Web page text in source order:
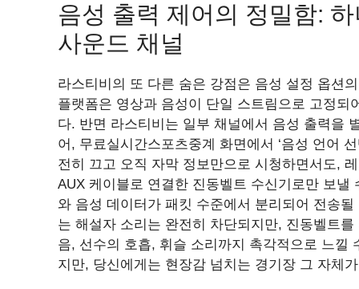
음성 출력 제어의 정밀함:
사운드 채널
라스티비의 또 다른 숨은 강점은 음성 설정 옵션
플랫폼은 영상과 음성이 단일 스트림으로 고정
다. 반면 라스티비는 일부 채널에서 음성 출력을
어, 무료실시간스포츠중계 화면에서 ‘음성 언어
전히 끄고 오직 자막 정보만으로 시청하면서도,
AUX 케이블로 연결한 진동벨트 수신기로만 보
와 음성 데이터가 패킷 수준에서 분리되어 전송
는 해설자 소리는 완전히 차단되지만, 진동벨트
음, 선수의 호흡, 휘슬 소리까지 촉각적으로 느낄
지만, 당신에게는 현장감 넘치는 경기장 그 자체